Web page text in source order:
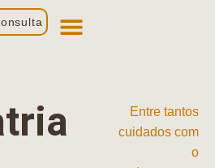
Entre tantos
cuidados com
o